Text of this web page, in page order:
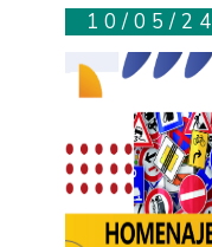
10/05/24